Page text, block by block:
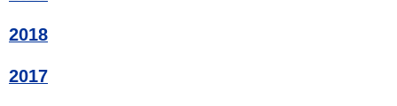
2018
2017